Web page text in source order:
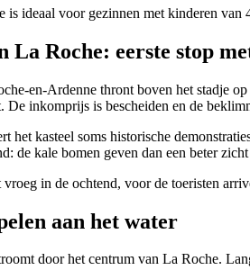
is ideaal voor gezinnen met kinderen van
La Roche: eerste stop
en-Ardenne thront boven het stadje
De inkomprijs is bescheiden en de
het kasteel soms historische
de kale bomen geven dan een beter
in de ochtend, voor de toeristen
aan het water
door het centrum van La Roche.